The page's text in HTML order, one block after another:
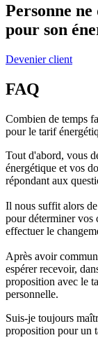
Personne
pour son
Devenier client
FAQ
Combien de temps
pour le tarif
Tout d'abord, vous
énergétique et vos
répondant aux
Il nous suffit alors
pour déterminer vos
effectuer le
Après avoir
espérer recevoir,
proposition avec le
personnelle.
Suis-je toujours
proposition pour un